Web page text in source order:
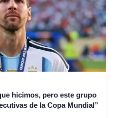
hicimos, pero este grupo
de la Copa Mundial”